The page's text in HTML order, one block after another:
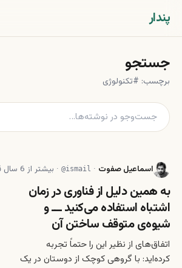
پندار
جستجو
برچسب: #تکنولوژی
اسماعیل صفوت ·
@ismail
· بیشتر از 6 سال قبل
به همین دلیل از فناوری در زمان
اشتباه استفاده می‌کنید ـــ و
شیوه‌ی متوقف ساختن آن
اتفاق‌های از نظیر این را حتماً تجربه
کرده‌اید: با گروهی کوچک از دوستان در یک